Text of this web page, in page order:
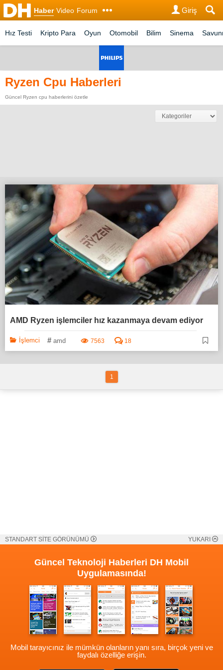
Haber Video Forum Giriş
Hız Testi Kripto Para Oyun Otomobil Bilim Sinema
Ryzen Cpu Haberleri
Güncel Ryzen cpu haberlerini özetle
AMD Ryzen işlemciler hız kazanmaya devam ediyor
İşlemci # amd 7563 18
1
STANDART SİTE GÖRÜNÜMÜ YUKARI
Güncel Teknoloji Haberleri DH Mobil
Uygulamasında!
Mobil tarayıcınız ile mümkün olanların yanı sıra, birçok yeni ve
faydalı özelliğe erişin.